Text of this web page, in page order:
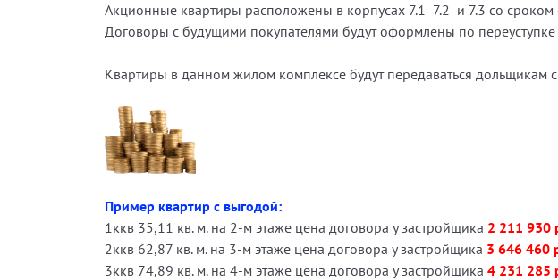
Акционные квартиры расположены в корпусах 7.1 7.2 и 7.3 со сроком
Договоры с будущими покупателями будут оформлены по
Квартиры в данном жилом комплексе будут передаваться дольщикам
Пример квартир с выгодой:
1ккв 35,11 кв. м. на 2-м этаже цена договора у застройщика 2 211 930
2ккв 62,87 кв. м. на 3-м этаже цена договора у застройщика 3 646 460
3ккв 74,89 кв. м. на 4-м этаже цена договора у застройщика 4 231 285